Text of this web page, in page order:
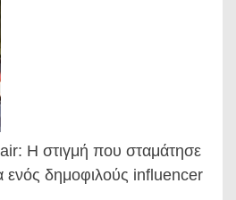
Η στιγμή που σταμάτησε
ενός δημοφιλούς influencer